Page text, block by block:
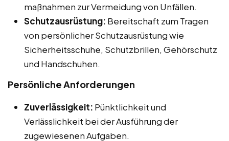
maßnahmen zur Vermeidung von Unfällen.
Schutzausrüstung: Bereitschaft zum Tragen
von persönlicher Schutzausrüstung wie
Sicherheitsschuhe, Schutzbrillen, Gehörschutz
und Handschuhen.
Persönliche Anforderungen
Zuverlässigkeit: Pünktlichkeit und
Verlässlichkeit bei der Ausführung der
zugewiesenen Aufgaben.